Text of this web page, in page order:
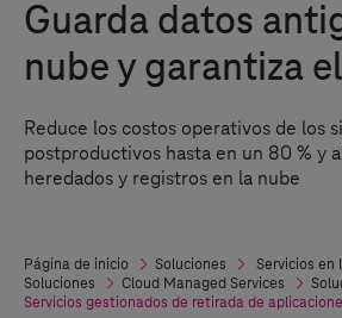
Guarda datos
nube y garantiza
Reduce los costos operativos de los
postproductivos hasta en un 80 % y
heredados y registros en la nube
Página de inicio Soluciones
Servicios en
Soluciones
Cloud Managed Services
Servicios gestionados de retirada de